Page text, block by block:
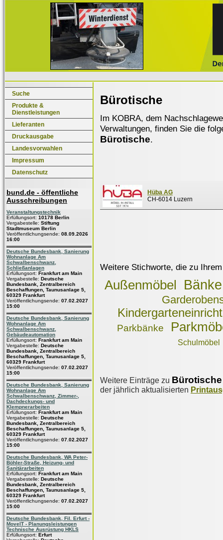
Suche
Produkte &
Dienstleistungen
Lieferanten
Druckausgabe
Landesvorwahlen
Impressum
Datenschutz
bund.de - öffentliche
Ausschreibungen
Veranstaltungstechnik
Erfüllungsort: 10178 Berlin
Vergabestelle: Stiftung
Stadtmuseum Berlin
Veröffentlichungsende: 08.09.2026
16:00
Deutsche Bundesbank, Sanierung
Wohnanlage Am
Schwalbenschwanz,
Schließanlagen
Erfüllungsort: Frankfurt am Main
Vergabestelle: Deutsche
Bundesbank, Zentralbereich
Beschaffungen, Taunusanlage 5,
60329 Frankfurt
Veröffentlichungsende: 07.02.2027
15:00
Deutsche Bundesbank, Sanierung
Wohnanlage Am
Schwalbenschwanz,
Gebäudeautomation
Erfüllungsort: Frankfurt am Main
Vergabestelle: Deutsche
Bundesbank, Zentralbereich
Beschaffungen, Taunusanlage 5,
60329 Frankfurt
Veröffentlichungsende: 07.02.2027
15:00
Deutsche Bundesbank, Sanierung
Wohnanlage Am
Schwalbenschwanz, Zimmer-,
Dachdeckungs- und
Klempnerarbeiten
Erfüllungsort: Frankfurt am Main
Vergabestelle: Deutsche
Bundesbank, Zentralbereich
Beschaffungen, Taunusanlage 5,
60329 Frankfurt
Veröffentlichungsende: 07.02.2027
15:00
Deutsche Bundesbank, WA Peter-
Böhler-Straße, Heizung- und
Sanitärarbeiten
Erfüllungsort: Frankfurt am Main
Vergabestelle: Deutsche
Bundesbank, Zentralbereich
Beschaffungen, Taunusanlage 5,
60329 Frankfurt
Veröffentlichungsende: 07.02.2027
15:00
Deutsche Bundesbank, Fil. Erfurt -
MoveIT - Planungsleistungen
Technische Ausrüstung HKLS
Erfüllungsort: Erfurt
Bürotische
Im KOBRA, dem
Verwaltungen, finden Sie die
Bürotische.
Hüba AG
CH-6014 Luzern
Weitere Stichworte, die zu
Außenmöbel Bänke
Parkbänke
Schulmöbel
Weitere Einträge zu Bürotische
der jährlich aktualisierten